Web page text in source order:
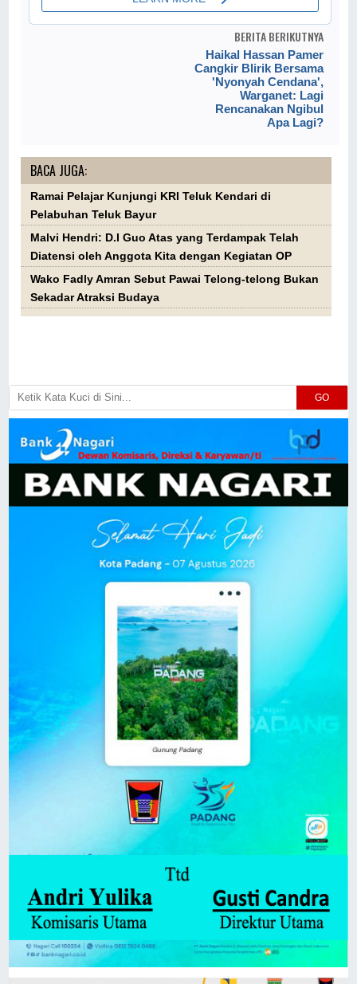
BERITA BERIKUTNYA
Haikal Hassan Pamer
Cangkir Blirik Bersama
'Nyonyah Cendana',
Warganet: Lagi
Rencanakan Ngibul
Apa Lagi?
BACA JUGA:
Ramai Pelajar Kunjungi KRI Teluk Kendari di
Pelabuhan Teluk Bayur
Malvi Hendri: D.I Guo Atas yang Terdampak Telah
Diatensi oleh Anggota Kita dengan Kegiatan OP
Wako Fadly Amran Sebut Pawai Telong-telong Bukan
Sekadar Atraksi Budaya
GO